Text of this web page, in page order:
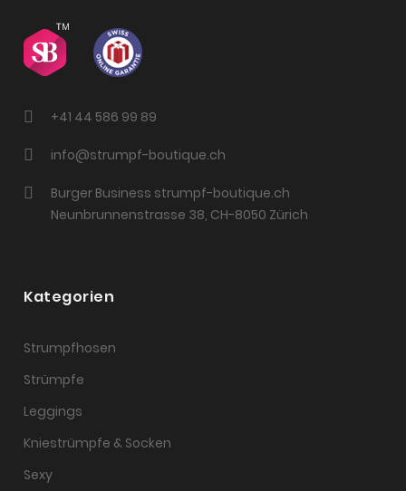
+41 44 586 99 89
info@strumpf-boutique.ch
Burger Business strumpf-boutique.ch
Neunbrunnenstrasse 38, CH-8050 Zürich
Kategorien
Strumpfhosen
Strümpfe
Leggings
Kniestrümpfe & Socken
Sexy